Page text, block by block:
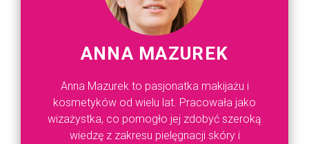
ANNA MAZUREK
Anna Mazurek to pasjonatka makijażu i
kosmetyków od wielu lat. Pracowała jako
wizażystka, co pomogło jej zdobyć szeroką
wiedzę z zakresu pielęgnacji skóry i